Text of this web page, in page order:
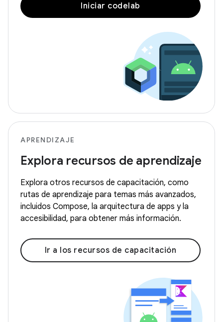
Iniciar codelab
APRENDIZAJE
Explora recursos de aprendizaje
Explora otros recursos de capacitación, como
rutas de aprendizaje para temas más avanzados,
incluidos Compose, la arquitectura de apps y la
accesibilidad, para obtener más información.
Ir a los recursos de capacitación